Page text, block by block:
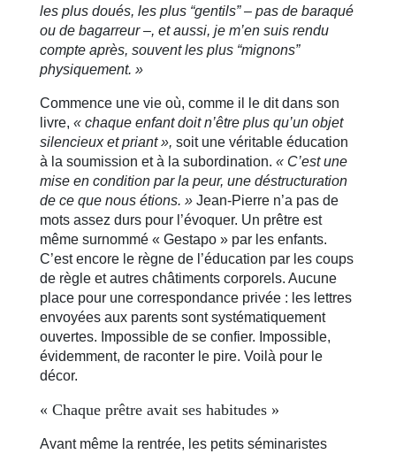
les plus doués, les plus “gentils” – pas de baraqué
ou de bagarreur –, et aussi, je m’en suis rendu
compte après, souvent les plus “mignons”
physiquement. »
Commence une vie où, comme il le dit dans son
livre, « chaque enfant doit n’être plus qu’un objet
silencieux et priant », soit une véritable éducation
à la soumission et à la subordination. « C’est une
mise en condition par la peur, une déstructuration
de ce que nous étions. »Jean-Pierre n’a pas de
mots assez durs pour l’évoquer. Un prêtre est
même surnommé « Gestapo » par les enfants.
C’est encore le règne de l’éducation par les coups
de règle et autres châtiments corporels. Aucune
place pour une correspondance privée : les lettres
envoyées aux parents sont systématiquement
ouvertes. Impossible de se confier. Impossible,
évidemment, de raconter le pire. Voilà pour le
décor.
« Chaque prêtre avait ses habitudes »
Avant même la rentrée, les petits séminaristes